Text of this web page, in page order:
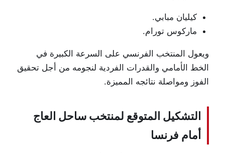
كيليان مبابي.
ماركوس تورام.
ويعول المنتخب الفرنسي على السرعة الكبيرة في
الخط الأمامي والقدرات الفردية لنجومه من أجل تحقيق
الفوز ومواصلة نتائجه المميزة.
التشكيل المتوقع لمنتخب ساحل العاج
أمام فرنسا